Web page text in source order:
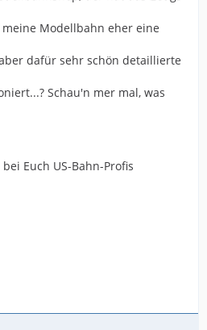
Modellbahn eher eine
dafür sehr schön detaillierte
Schau'n mer mal, was
Euch US-Bahn-Profis